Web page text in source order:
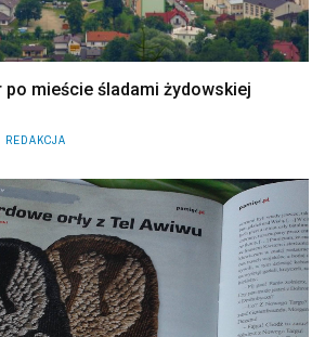
po mieście śladami żydowskiej
REDAKCJA